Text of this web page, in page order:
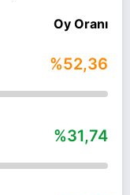
Oy Oranı
%52,36
%31,74